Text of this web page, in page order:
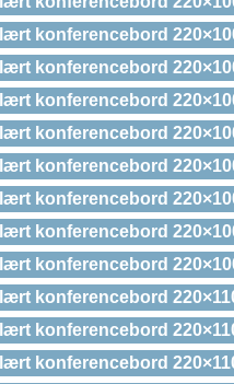
konferencebord
konferencebord
konferencebord
konferencebord
konferencebord
konferencebord
konferencebord
konferencebord
konferencebord
konferencebord
konferencebord